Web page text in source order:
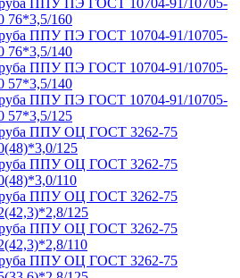
ППУ ПЭ ГОСТ 10704-91/10705-
76*3,5/160
ППУ ПЭ ГОСТ 10704-91/10705-
76*3,5/140
ППУ ПЭ ГОСТ 10704-91/10705-
57*3,5/140
ППУ ПЭ ГОСТ 10704-91/10705-
57*3,5/125
ППУ ОЦ ГОСТ 3262-75
125
ППУ ОЦ ГОСТ 3262-75
110
ППУ ОЦ ГОСТ 3262-75
125
ППУ ОЦ ГОСТ 3262-75
110
ППУ ОЦ ГОСТ 3262-75